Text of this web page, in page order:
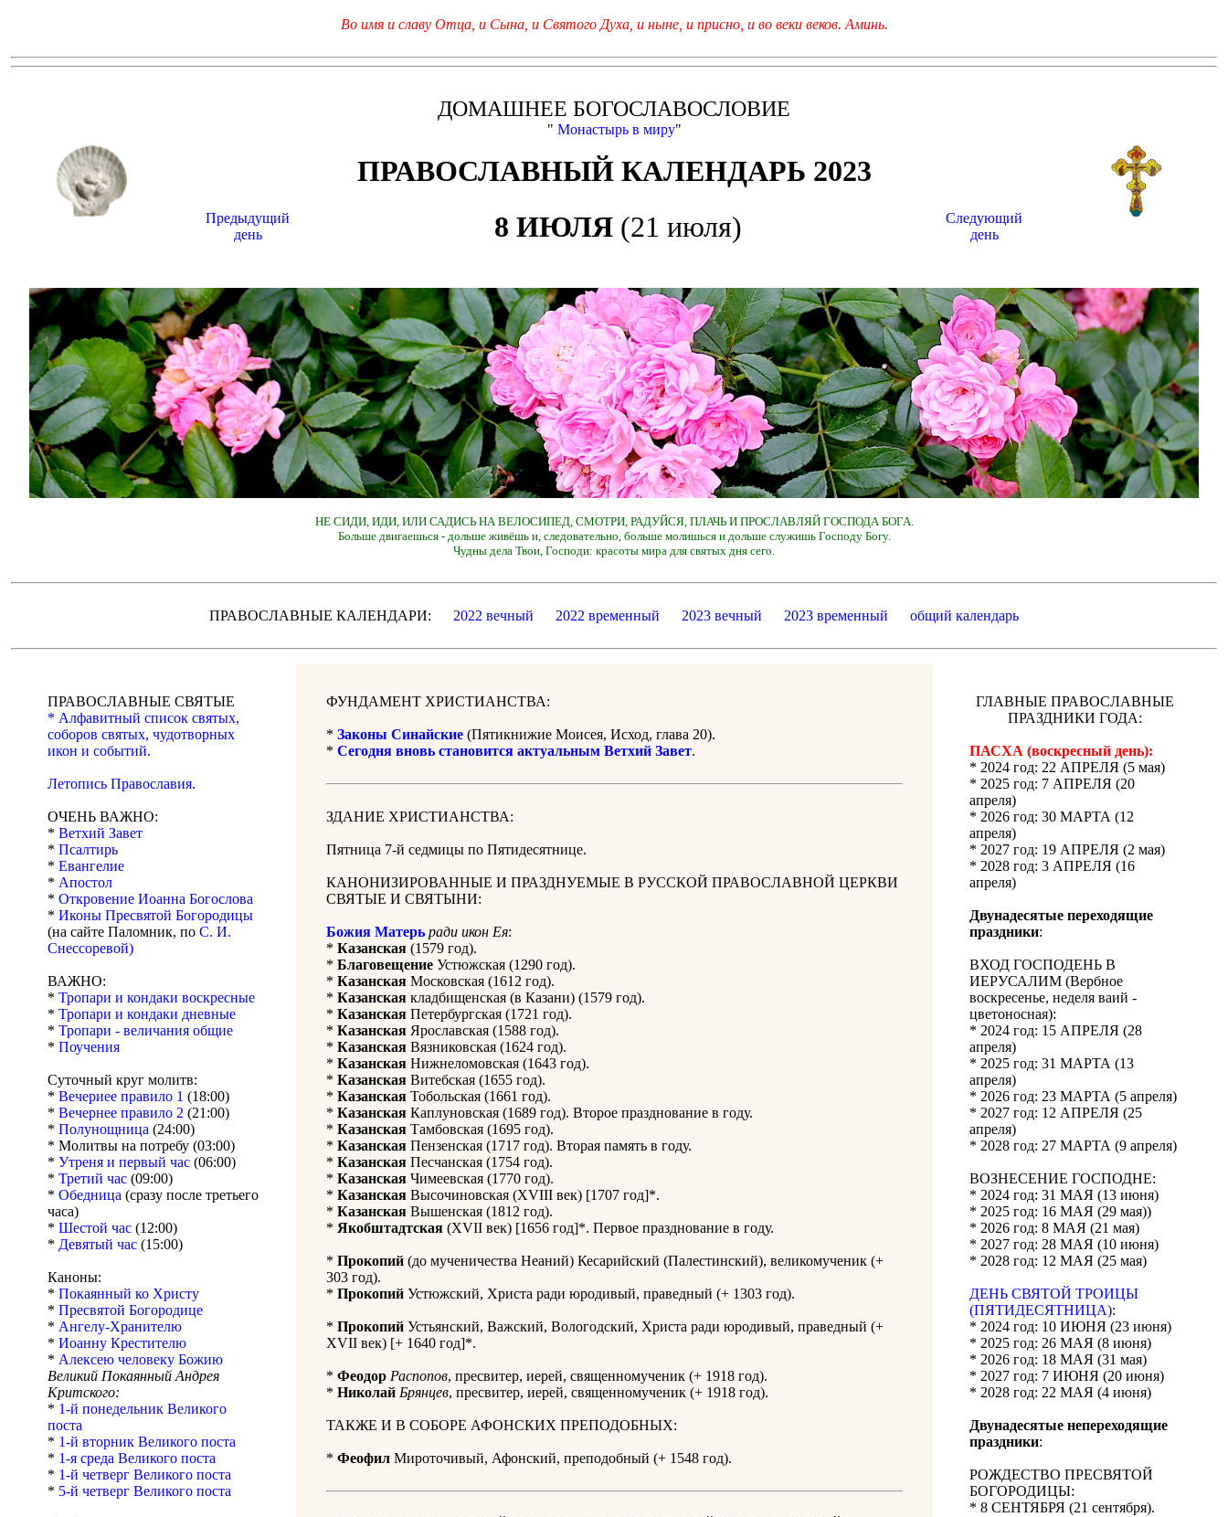
Во имя и славу Отца, и Сына, и Святого Духа, и ныне, и присно, и во веки веков. Аминь.
ДОМАШНЕЕ БОГОСЛАВОСЛОВИЕ
" Монастырь в миру"
ПРАВОСЛАВНЫЙ КАЛЕНДАРЬ 2023
Предыдущий
день
8 ИЮЛЯ(21 июля)
Следующий
день
НЕ СИДИ, ИДИ, ИЛИ САДИСЬ НА ВЕЛОСИПЕД, СМОТРИ, РАДУЙСЯ, ПЛАЧЬ И ПРОСЛАВЛЯЙ ГОСПОДА БОГА.
Больше двигаешься - дольше живёшь и, следовательно, больше молишься и дольше служишь Господу Богу.
Чудны дела Твои, Господи: красоты мира для святых дня сего.
ПРАВОСЛАВНЫЕ КАЛЕНДАРИ: 2022 вечный 2022 временный 2023 вечный 2023 временный общий календарь
ПРАВОСЛАВНЫЕ СВЯТЫЕ
* Алфавитный список святых,
соборов святых, чудотворных
икон и событий.
Летопись Православия.
ОЧЕНЬ ВАЖНО:
* Ветхий Завет
* Псалтирь
* Евангелие
* Апостол
* Откровение Иоанна Богослова
* Иконы Пресвятой Богородицы
(на сайте Паломник, по С. И.
Снессоревой)
ВАЖНО:
* Тропари и кондаки воскресные
* Тропари и кондаки дневные
* Тропари - величания общие
* Поучения
Суточный круг молитв:
* Вечериее правило 1 (18:00)
* Вечернее правило 2 (21:00)
* Полунощница (24:00)
* Молитвы на потребу (03:00)
* Утреня и первый час (06:00)
* Третий час (09:00)
* Обедница (сразу после третьего
часа)
* Шестой час (12:00)
* Девятый час (15:00)
Каноны:
* Покаянный ко Христу
* Пресвятой Богородице
* Ангелу-Хранителю
* Иоанну Крестителю
* Алексею человеку Божию
Великий Покаянный Андрея
Критского:
* 1-й понедельник Великого
поста
* 1-й вторник Великого поста
* 1-я среда Великого поста
* 1-й четверг Великого поста
* 5-й четверг Великого поста
ФУНДАМЕНТ ХРИСТИАНСТВА:
* Законы Синайские (Пятикнижие Моисея, Исход, глава 20).
* Сегодня вновь становится актуальным Ветхий Завет.
ЗДАНИЕ ХРИСТИАНСТВА:
Пятница 7-й седмицы по Пятидесятнице.
КАНОНИЗИРОВАННЫЕ И ПРАЗДНУЕМЫЕ В РУССКОЙ ПРАВОСЛАВНОЙ ЦЕРКВИ
СВЯТЫЕ И СВЯТЫНИ:
Божия Матерь ради икон Ея:
* Казанская (1579 год).
* Благовещение Устюжская (1290 год).
* Казанская Московская (1612 год).
* Казанская кладбищенская (в Казани) (1579 год).
* Казанская Петербургская (1721 год).
* Казанская Ярославская (1588 год).
* Казанская Вязниковская (1624 год).
* Казанская Нижнеломовская (1643 год).
* Казанская Витебская (1655 год).
* Казанская Тобольская (1661 год).
* Казанская Каплуновская (1689 год). Второе празднование в году.
* Казанская Тамбовская (1695 год).
* Казанская Пензенская (1717 год). Вторая память в году.
* Казанская Песчанская (1754 год).
* Казанская Чимеевская (1770 год).
* Казанская Высочиновская (XVIII век) [1707 год]*.
* Казанская Вышенская (1812 год).
* Якобштадтская (XVII век) [1656 год]*. Первое празднование в году.
* Прокопий (до мученичества Неаний) Кесарийский (Палестинский), великомученик (+
303 год).
* Прокопий Устюжский, Христа ради юродивый, праведный (+ 1303 год).
* Прокопий Устьянский, Важский, Вологодский, Христа ради юродивый, праведный (+
XVII век) [+ 1640 год]*.
* Феодор Распопов, пресвитер, иерей, священномученик (+ 1918 год).
* Николай Брянцев, пресвитер, иерей, священномученик (+ 1918 год).
ТАКЖЕ И В СОБОРЕ АФОНСКИХ ПРЕПОДОБНЫХ:
* Феофил Мироточивый, Афонский, преподобный (+ 1548 год).
ГЛАВНЫЕ ПРАВОСЛАВНЫЕ
ПРАЗДНИКИ ГОДА:
ПАСХА (воскресный день):
* 2024 год: 22 АПРЕЛЯ (5 мая)
* 2025 год: 7 АПРЕЛЯ (20
апреля)
* 2026 год: 30 МАРТА (12
апреля)
* 2027 год: 19 АПРЕЛЯ (2 мая)
* 2028 год: 3 АПРЕЛЯ (16
апреля)
Двунадесятые переходящие
праздники:
ВХОД ГОСПОДЕНЬ В
ИЕРУСАЛИМ (Вербное
воскресенье, неделя ваий -
цветоносная):
* 2024 год: 15 АПРЕЛЯ (28
апреля)
* 2025 год: 31 МАРТА (13
апреля)
* 2026 год: 23 МАРТА (5 апреля)
* 2027 год: 12 АПРЕЛЯ (25
апреля)
* 2028 год: 27 МАРТА (9 апреля)
ВОЗНЕСЕНИЕ ГОСПОДНЕ:
* 2024 год: 31 МАЯ (13 июня)
* 2025 год: 16 МАЯ (29 мая))
* 2026 год: 8 МАЯ (21 мая)
* 2027 год: 28 МАЯ (10 июня)
* 2028 год: 12 МАЯ (25 мая)
ДЕНЬ СВЯТОЙ ТРОИЦЫ
(ПЯТИДЕСЯТНИЦА):
* 2024 год: 10 ИЮНЯ (23 июня)
* 2025 год: 26 МАЯ (8 июня)
* 2026 год: 18 МАЯ (31 мая)
* 2027 год: 7 ИЮНЯ (20 июня)
* 2028 год: 22 МАЯ (4 июня)
Двунадесятые непереходящие
праздники:
РОЖДЕСТВО ПРЕСВЯТОЙ
БОГОРОДИЦЫ:
* 8 СЕНТЯБРЯ (21 сентября).